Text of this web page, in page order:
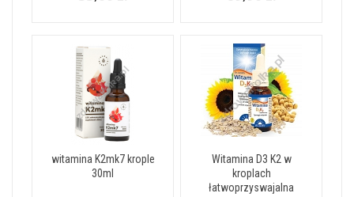
witamina K2mk7 krople
30ml
Witamina D3 K2 w
kroplach
łatwoprzyswajalna